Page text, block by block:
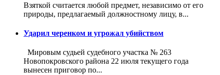
Взяткой считается любой предмет, независимо от его
природы, предлагаемый должностному лицу, в...
Ударил черенком и угрожал убийством
Мировым судьей судебного участка № 263
Новопокровского района 22 июля текущего года
вынесен приговор по...